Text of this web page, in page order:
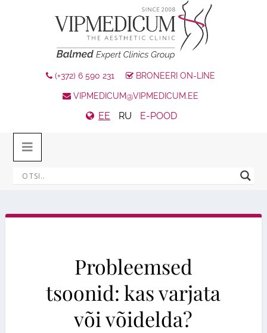
(+372) 6 590 231 BRONEERI ON-LINE
VIPMEDICUM@VIPMEDICUM.EE
EE RU E-POOD
Probleemsed
tsoonid: kas varjata
või võidelda?